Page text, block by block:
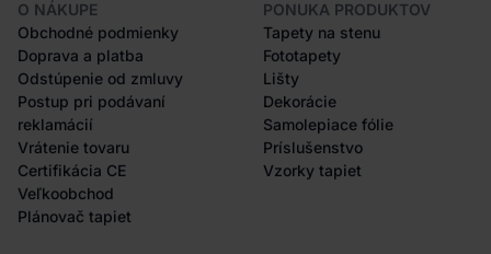
O NÁKUPE
Obchodné podmienky
Doprava a platba
Odstúpenie od zmluvy
Postup pri podávaní
reklamácií
Vrátenie tovaru
Certifikácia CE
Veľkoobchod
Plánovač tapiet
PONUKA PRODUKTOV
Tapety na stenu
Fototapety
Lišty
Dekorácie
Samolepiace fólie
Príslušenstvo
Vzorky tapiet